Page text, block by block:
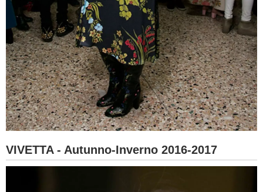
VIVETTA - Autunno-Inverno 2016-2017